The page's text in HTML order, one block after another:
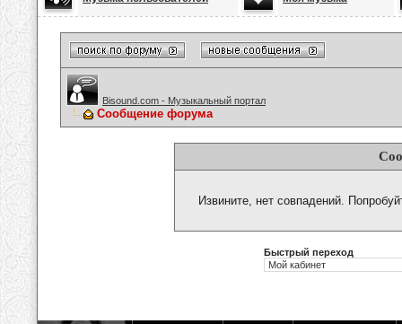
Bisound.com - Музыкальный портал
Сообщение форума
Извините, нет совпадений.
Быстрый переход